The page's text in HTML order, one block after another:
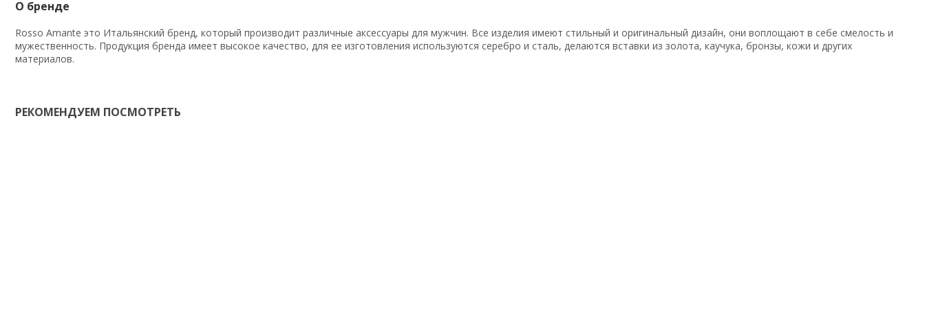
О бренде
Rosso Amante это Итальянский бренд, который производит различные аксессуары для мужчин. Все изделия имеют стильный и оригинальный дизайн, они воплощают в себе смелость и
мужественность. Продукция бренда имеет высокое качество, для ее изготовления используются серебро и сталь, делаются вставки из золота, каучука, бронзы, кожи и других
материалов.
РЕКОМЕНДУЕМ ПОСМОТРЕТЬ